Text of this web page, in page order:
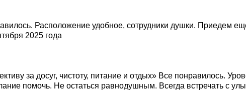
Расположение удобное, сотрудники душки. Приедем
2025 года
за досуг, чистоту, питание и отдых» Все понравилось.
помочь. Не остаться равнодушным. Всегда встречать с